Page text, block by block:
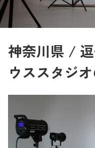
神奈川県 /
ウススタジ